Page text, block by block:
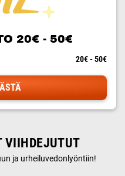
20€ - 50€
20€ - 50€
VIIHDEJUTUT
ja urheiluvedonlyöntiin!